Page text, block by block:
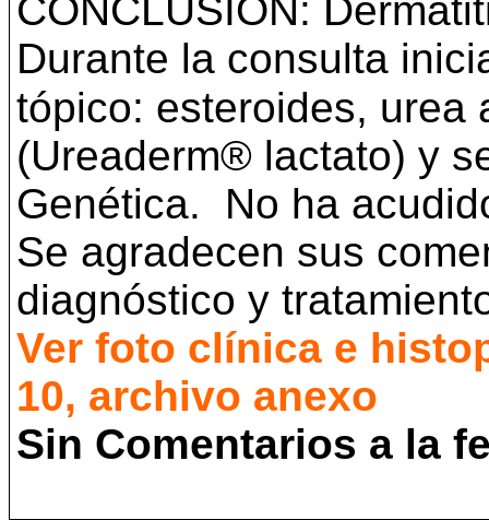
CONCLUSION:
Durante la consulta
tópico: esteroides, urea
(Ureaderm® lactato) y
Genética. No ha
Se agradecen sus
diagnóstico y
Ver foto clínica e
10, archivo anexo
Sin Comentarios a la